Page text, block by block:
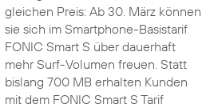
gleichen Preis: Ab 30. März können
sie sich im Smartphone-Basistarif
FONIC Smart S über dauerhaft
mehr Surf-Volumen freuen. Statt
bislang 700 MB erhalten Kunden
mit dem FONIC Smart S Tarif